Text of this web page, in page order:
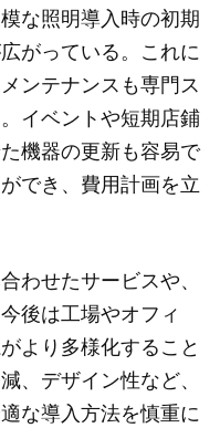
な照明導入時の初期
がっている。これに
ンテナンスも専門ス
イベントや短期店鋪
機器の更新も容易で
でき、費用計画を立
わせたサービスや、
後は工場やオフィ
より多様化すること
、デザイン性など、
な導入方法を慎重に